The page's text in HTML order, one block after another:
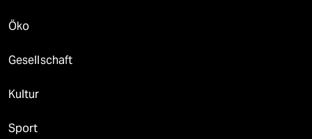
Öko
Gesellschaft
Kultur
Sport